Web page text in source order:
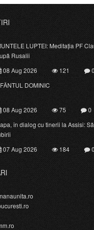
LUPTEI: Meditația PF
Rusalii
08 Aug 2026
121
0
DOMINIC
08 Aug 2026 75
0
în dialog cu tinerii la Assisi:
07 Aug 2026
184 0